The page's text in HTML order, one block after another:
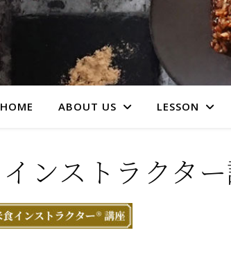
HOME ABOUT US LESSON
インストラクタ